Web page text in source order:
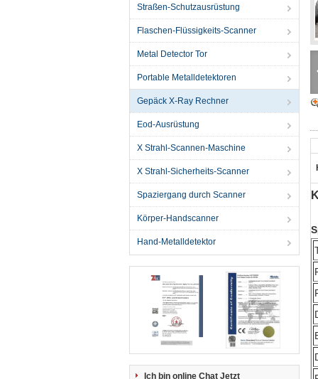
Straßen-Schutzausrüstung
Flaschen-Flüssigkeits-Scanner
Metal Detector Tor
Portable Metalldetektoren
Gepäck X-Ray Rechner
Eod-Ausrüstung
X Strahl-Scannen-Maschine
X Strahl-Sicherheits-Scanner
Spaziergang durch Scanner
Körper-Handscanner
Hand-Metalldetektor
Ich bin online Chat Jetzt